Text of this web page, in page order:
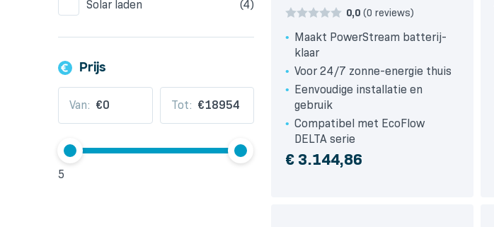
Solar laden (4)
Prijs
Van: Tot:
5
0,0 (0 reviews)
Maakt PowerStream batterij-
klaar
Voor 24/7 zonne-energie thuis
Eenvoudige installatie en
gebruik
Compatibel met EcoFlow
DELTA serie
€ 3.144,86